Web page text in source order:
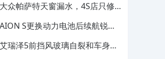
众帕萨特天窗漏水，4S店只修
S更换动力电池后续航锐
瑞泽5前挡风玻璃自裂和车身多